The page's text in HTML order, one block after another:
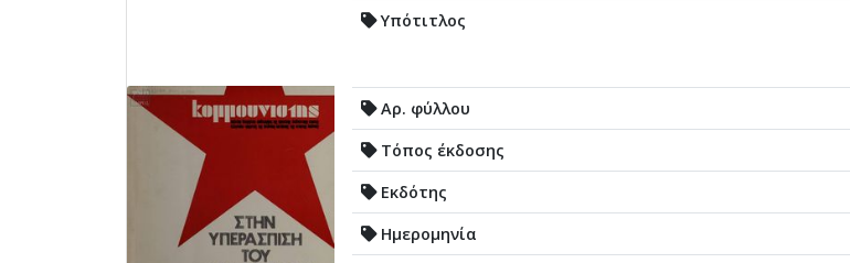
Υπότιτλος
Αρ. φύλλου
Τόπος έκδοσης
Εκδότης
Ημερομηνία